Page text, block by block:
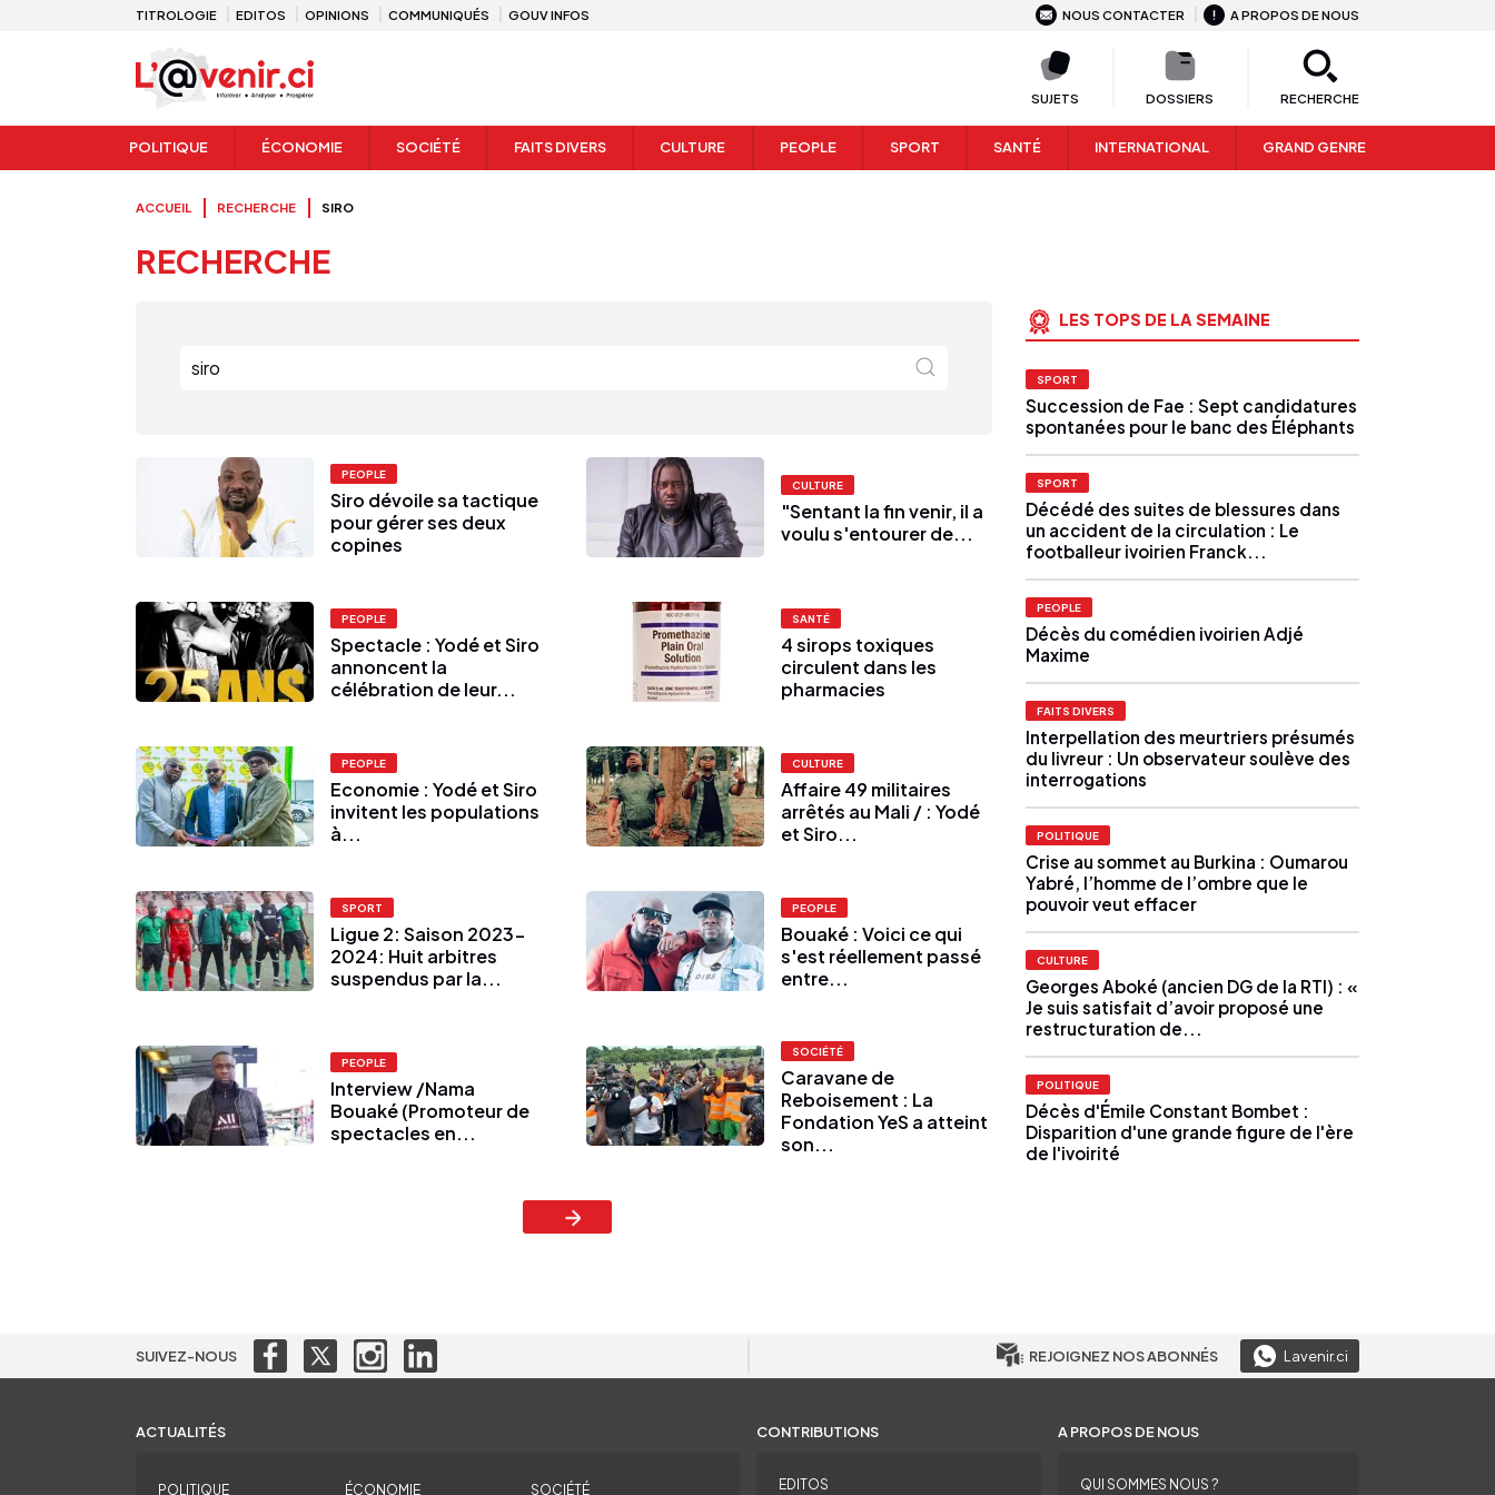
TITROLOGIE EDITOS OPINIONS COMMUNIQUÉS GOUV INFOS NOUS CONTACTER A PROPOS DE NOUS
SUJETS DOSSIERS RECHERCHE
POLITIQUE ÉCONOMIE SOCIÉTÉ FAITS DIVERS CULTURE PEOPLE SPORT SANTÉ INTERNATIONAL GRAND GENRE
ACCUEIL RECHERCHE SIRO
RECHERCHE
PEOPLE
Siro dévoile sa tactique
pour gérer ses deux
copines
CULTURE
"Sentant la fin venir, il a
voulu s'entourer de...
PEOPLE
Spectacle : Yodé et Siro
annoncent la
célébration de leur...
SANTÉ
4 sirops toxiques
circulent dans les
pharmacies
PEOPLE
Economie : Yodé et Siro
invitent les populations
à...
CULTURE
Affaire 49 militaires
arrêtés au Mali / : Yodé
et Siro...
SPORT
Ligue 2: Saison 2023-
2024: Huit arbitres
suspendus par la...
PEOPLE
Bouaké : Voici ce qui
s'est réellement passé
entre...
PEOPLE
Interview /Nama
Bouaké (Promoteur de
spectacles en...
SOCIÉTÉ
Caravane de
Reboisement : La
Fondation YeS a atteint
son...
LES TOPS DE LA SEMAINE
SPORT
Succession de Fae : Sept candidatures
spontanées pour le banc des Éléphants
SPORT
Décédé des suites de blessures dans
un accident de la circulation : Le
footballeur ivoirien Franck...
PEOPLE
Décès du comédien ivoirien Adjé
Maxime
FAITS DIVERS
Interpellation des meurtriers présumés
du livreur : Un observateur soulève des
interrogations
POLITIQUE
Crise au sommet au Burkina : Oumarou
Yabré, l’homme de l’ombre que le
pouvoir veut effacer
CULTURE
Georges Aboké (ancien DG de la RTI) : «
Je suis satisfait d’avoir proposé une
restructuration de...
POLITIQUE
Décès d'Émile Constant Bombet :
Disparition d'une grande figure de l'ère
de l'ivoirité
SUIVEZ-NOUS REJOIGNEZ NOS ABONNÉS Lavenir.ci
ACTUALITÉS
POLITIQUE ÉCONOMIE SOCIÉTÉ
CONTRIBUTIONS
EDITOS
A PROPOS DE NOUS
QUI SOMMES NOUS ?